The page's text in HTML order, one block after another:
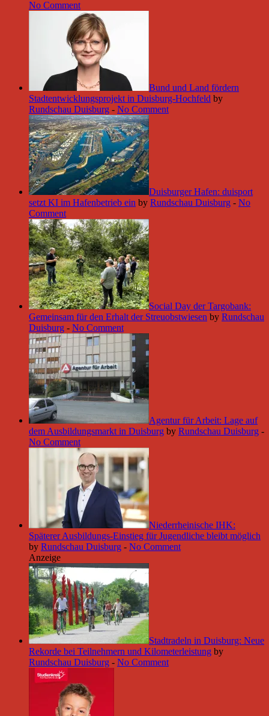
No Comment
Bund und Land fördern
Stadtentwicklungsprojekt in Duisburg-Hochfeld by
Rundschau Duisburg - No Comment
Duisburger Hafen: duisport
setzt KI im Hafenbetrieb ein by Rundschau Duisburg - No
Comment
Social Day der Targobank:
Gemeinsam für den Erhalt der Streuobstwiesen by Rundschau
Duisburg - No Comment
Agentur für Arbeit: Lage auf
dem Ausbildungsmarkt in Duisburg by Rundschau Duisburg -
No Comment
Niederrheinische IHK:
Späterer Ausbildungs-Einstieg für Jugendliche bleibt möglich
by Rundschau Duisburg - No Comment
Anzeige
Stadtradeln in Duisburg: Neue
Rekorde bei Teilnehmern und Kilometerleistung by
Rundschau Duisburg - No Comment